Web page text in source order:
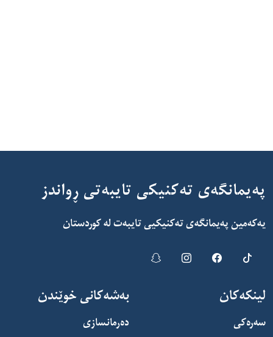
پەیمانگەی تەکنیکی تایبەتی ڕواندز
یەکەمین پەیمانگەی تەکنیکیی تایبەت لە کوردستان
لینکەکان
سەرەکی
بەشەکانی خوێندن
دەرمانسازی